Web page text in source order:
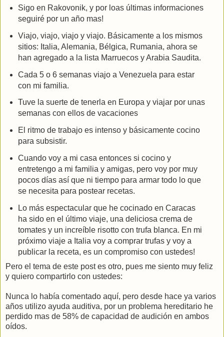
Sigo en Rakovonik, y por loas últimas informaciones
seguiré por un año mas!
Viajo, viajo, viajo y viajo. Básicamente a los mismos
sitios: Italia, Alemania, Bélgica, Rumania, ahora se
han agregado a la lista Marruecos y Arabia Saudita.
Cada 5 o 6 semanas viajo a Venezuela para estar
con mi familia.
Tuve la suerte de tenerla en Europa y viajar por unas
semanas con ellos de vacaciones
El ritmo de trabajo es intenso y básicamente cocino
para subsistir.
Cuando voy a mi casa entonces si cocino y
entretengo a mi familia y amigas, pero voy por muy
pocos días así que ni tiempo para armar todo lo que
se necesita para postear recetas.
Lo más espectacular que he cocinado en Caracas
ha sido en el último viaje, una deliciosa crema de
tomates y un increíble risotto con trufa blanca. En mi
próximo viaje a Italia voy a comprar trufas y voy a
publicar la receta, es un compromiso con ustedes!
Pero el tema de este post es otro, pues me siento muy feliz
y quiero compartirlo con ustedes:
Nunca lo había comentado aquí, pero desde hace ya varios
años utilizo ayuda auditiva, por un problema hereditario he
perdido mas de 58% de capacidad de audición en ambos
oídos.